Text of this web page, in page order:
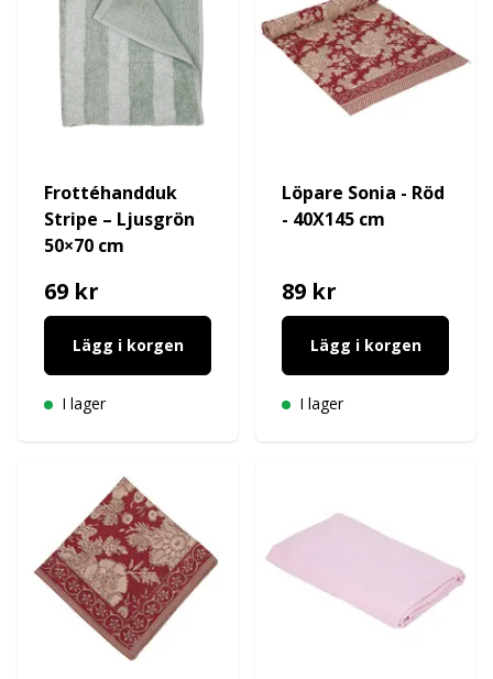
Frottéhandduk
Stripe – Ljusgrön
50×70 cm
69 kr
Lägg i korgen
I lager
Löpare Sonia - Röd
- 40X145 cm
89 kr
Lägg i korgen
I lager